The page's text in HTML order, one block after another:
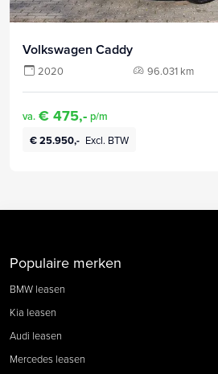
Volkswagen Caddy
2020 96.031 km
va. € 475,- p/m
€ 25.950,- Excl. BTW
Populaire merken
BMW leasen
Kia leasen
Audi leasen
Mercedes leasen